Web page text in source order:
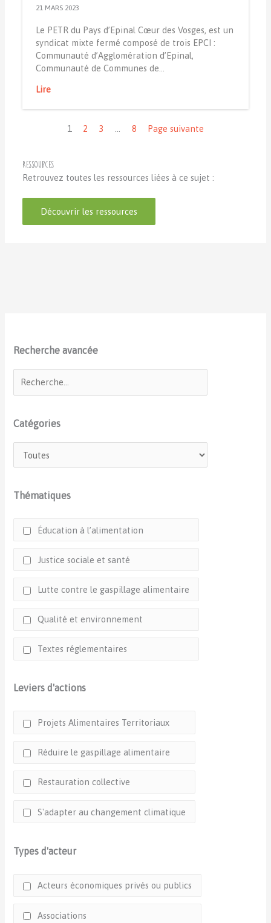
21 MARS 2023
Le PETR du Pays d’Epinal Cœur des Vosges, est un
syndicat mixte fermé composé de trois EPCI :
Communauté d’Agglomération d’Epinal,
Communauté de Communes de…
Lire
1
2 3 8 Page suivante
Ressources
Retrouvez toutes les ressources liées à ce sujet :
Découvrir les ressources
Recherche avancée
Catégories
Thématiques
Éducation à l’alimentation
Justice sociale et santé
Lutte contre le gaspillage alimentaire
Qualité et environnement
Textes réglementaires
Leviers d'actions
Projets Alimentaires Territoriaux
Réduire le gaspillage alimentaire
Restauration collective
S'adapter au changement climatique
Types d'acteur
Acteurs économiques privés ou publics
Associations